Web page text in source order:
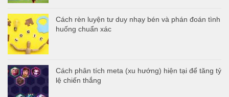
Cách rèn luyện tư duy nhạy bén và phán đoán tình
huống chuẩn xác
Cách phân tích meta (xu hướng) hiện tại để tăng tỷ
lệ chiến thắng